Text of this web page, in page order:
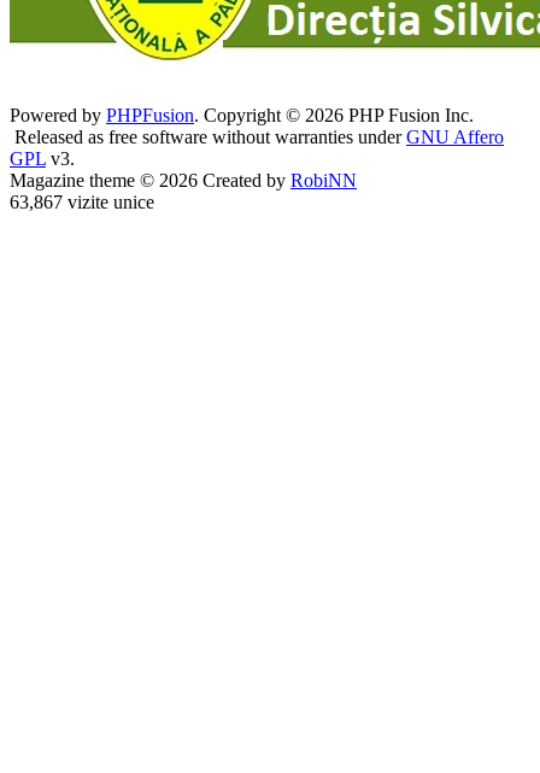
Powered by PHPFusion. Copyright © 2026 PHP Fusion Inc.
Released as free software without warranties underGNU Affero
GPL v3.
Magazine theme © 2026 Created by RobiNN
63,867 vizite unice